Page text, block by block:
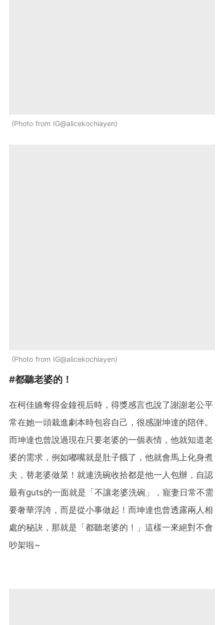
Photo from IG@alicekochiayen
Photo from IG@alicekochiayen
#都聽老婆的！
在柯佳嬿奪得金鐘視后時，得獎感言也說了謝謝老公平
常在她一頭栽進劇本時包容自己，很感謝坤達的陪伴。
而坤達也曾說過現在只要老婆的一個表情，他就知道老
婆的需求，例如嘟嘴就是肚子餓了，他就會馬上化身煮
夫，替老婆做菜！就連洗碗收拾都是他一人包辦，自認
最有guts的一面就是「不讓老婆洗碗」，寵妻日常不需
要奢華浮誇，而是從小事做起！而坤達也曾透露兩人相
處的秘訣，那就是「都聽老婆的！」這樣一來絕對不會
吵架啦~